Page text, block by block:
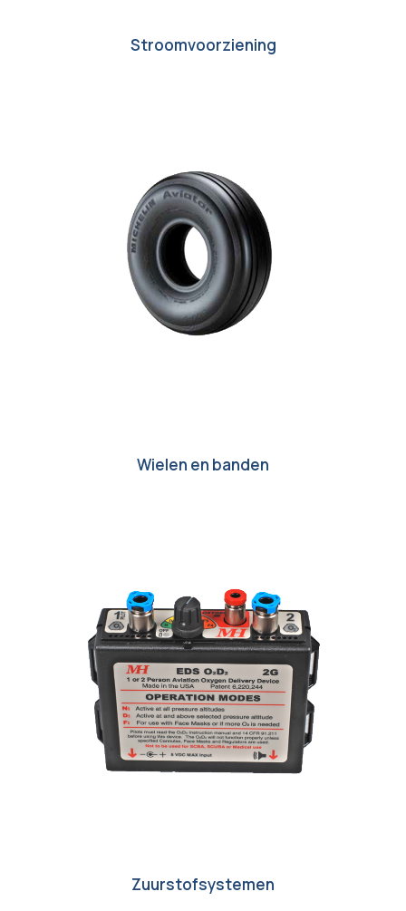
Stroomvoorziening
Wielen en banden
Zuurstofsystemen